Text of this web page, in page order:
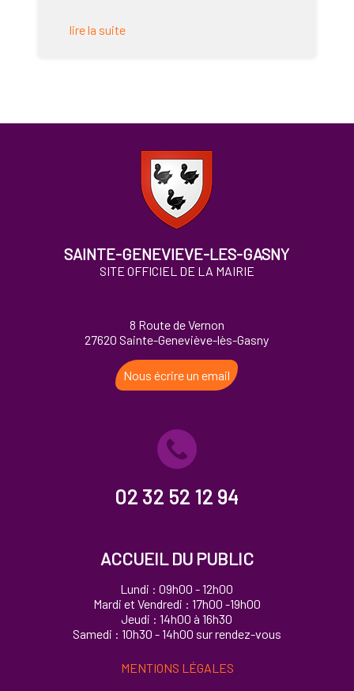
lire la suite
SAINTE-GENEVIEVE-LES-GASNY
SITE OFFICIEL DE LA MAIRIE
8 Route de Vernon
27620 Sainte-Geneviève-lès-Gasny
Nous écrire un email
02 32 52 12 94
ACCUEIL DU PUBLIC
Lundi : 09h00 - 12h00
Mardi et Vendredi : 17h00 -19h00
Jeudi : 14h00 à 16h30
Samedi : 10h30 - 14h00 sur rendez-vous
MENTIONS LÉGALES